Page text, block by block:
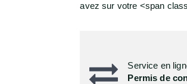
avez sur votre <span
Service en
Permis de